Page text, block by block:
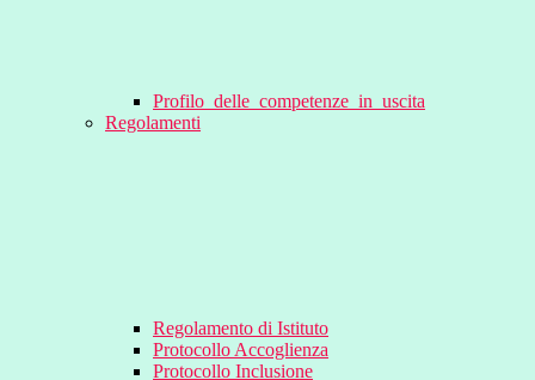
Profilo_delle_competenze_in_uscita
Regolamenti
Regolamento di Istituto
Protocollo Accoglienza
Protocollo Inclusione